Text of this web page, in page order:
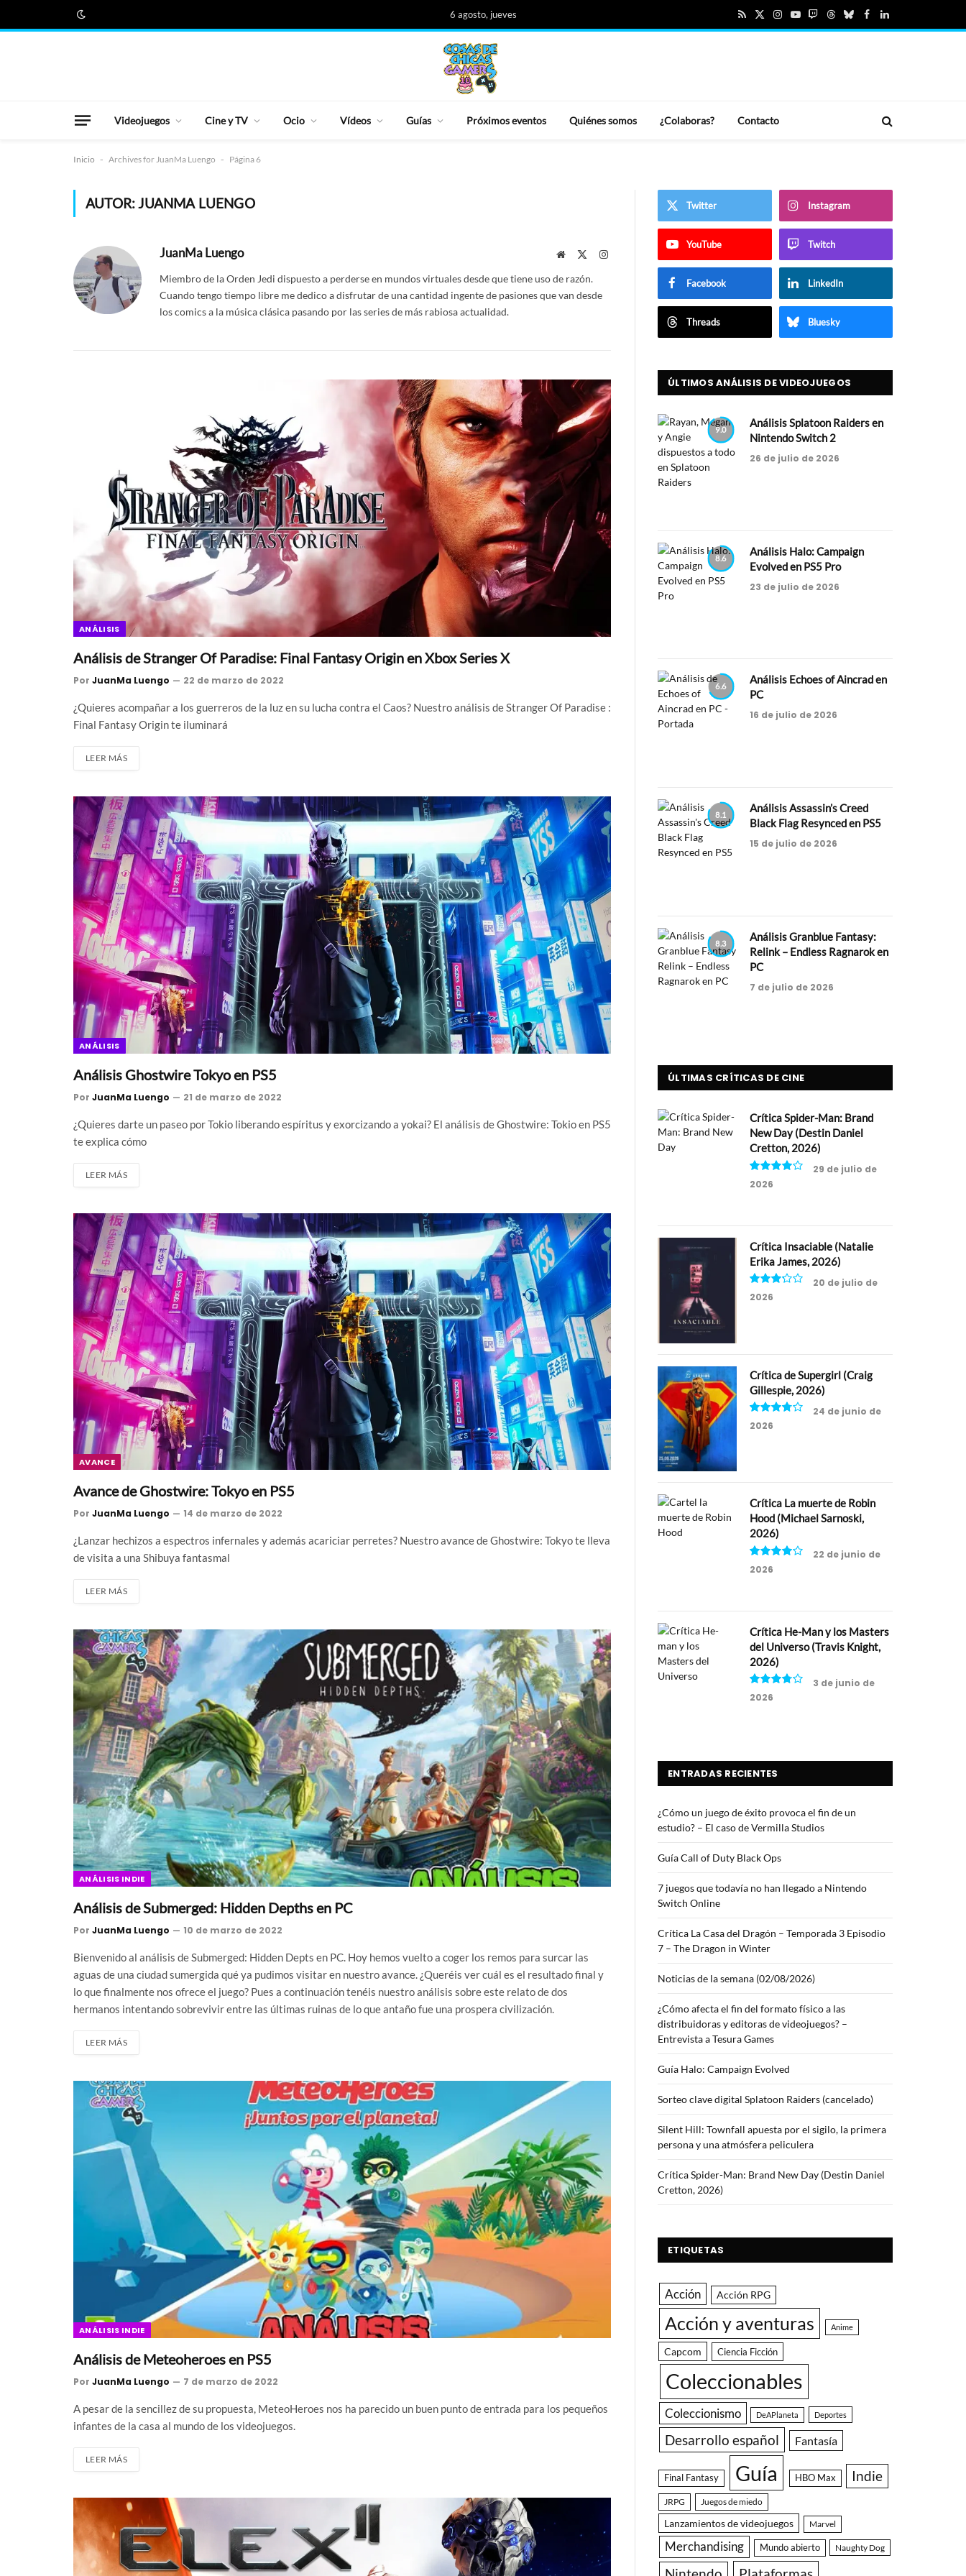
6 agosto, jueves
RSSX
Instagram
YouTube
TwitchThreadsBlueskyFacebook
LinkedIn
Videojuegos Cine y TV Ocio Vídeos Guías Próximos eventos Quiénes somos ¿Colaboras? Contacto
Inicio - Archives for JuanMa Luengo - Página 6
AUTOR:JUANMA LUENGO
JuanMa Luengo Website Instagram
Miembro de la Orden Jedi dispuesto a perderse en mundos virtuales desde que tiene uso de razón.
Cuando tengo tiempo libre me dedico a disfrutar de una cantidad ingente de pasiones que van desde
los comics a la música clásica pasando por las series de más rabiosa actualidad.
ANÁLISIS
Análisis de Stranger Of Paradise: Final Fantasy Origin en Xbox Series X
Por JuanMa Luengo 22 de marzo de 2022
¿Quieres acompañar a los guerreros de la luz en su lucha contra el Caos? Nuestro análisis de Stranger Of Paradise :
Final Fantasy Origin te iluminará
LEER MÁS
ANÁLISIS
Análisis Ghostwire Tokyo en PS5
Por JuanMa Luengo 21 de marzo de 2022
¿Quieres darte un paseo por Tokio liberando espíritus y exorcizando a yokai? El análisis de Ghostwire: Tokio en PS5
te explica cómo
LEER MÁS
AVANCE
Avance de Ghostwire: Tokyo en PS5
Por JuanMa Luengo 14 de marzo de 2022
¿Lanzar hechizos a espectros infernales y además acariciar perretes? Nuestro avance de Ghostwire: Tokyo te lleva
de visita a una Shibuya fantasmal
LEER MÁS
ANÁLISIS INDIE
Análisis de Submerged: Hidden Depths en PC
Por JuanMa Luengo 10 de marzo de 2022
Bienvenido al análisis de Submerged: Hidden Depts en PC. Hoy hemos vuelto a coger los remos para surcar las
aguas de una ciudad sumergida qué ya pudimos visitar en nuestro avance. ¿Queréis ver cuál es el resultado final y
lo que finalmente nos ofrece el juego? Pues a continuación tenéis nuestro análisis sobre este relato de dos
hermanos intentando sobrevivir entre las últimas ruinas de lo que antaño fue una prospera civilización.
LEER MÁS
ANÁLISIS INDIE
Análisis de Meteoheroes en PS5
Por JuanMa Luengo 7 de marzo de 2022
A pesar de la sencillez de su propuesta, MeteoHeroes nos ha parecido un buen punto de entrada para los pequeños
infantes de la casa al mundo de los videojuegos.
LEER MÁS
Twitter Instagram
YouTube Twitch
Facebook LinkedIn
Threads Bluesky
ÚLTIMOS ANÁLISIS DE VIDEOJUEGOS
9.0
Análisis Splatoon Raiders en
Nintendo Switch 2
26 de julio de 2026
8.6
Análisis Halo: Campaign
Evolved en PS5 Pro
23 de julio de 2026
6.6
Análisis Echoes of Aincrad en
PC
16 de julio de 2026
8.1
Análisis Assassin’s Creed
Black Flag Resynced en PS5
15 de julio de 2026
8.3
Análisis Granblue Fantasy:
Relink – Endless Ragnarok en
PC
7 de julio de 2026
ÚLTIMAS CRÍTICAS DE CINE
Crítica Spider-Man: Brand
New Day (Destin Daniel
Cretton, 2026)
8
29 de julio de
2026
Crítica Insaciable (Natalie
Erika James, 2026)
6.5
20 de julio de
2026
Crítica de Supergirl (Craig
Gillespie, 2026)
7.5
24 de junio de
2026
Crítica La muerte de Robin
Hood (Michael Sarnoski,
2026)
8
22 de junio de
2026
Crítica He-Man y los Masters
del Universo (Travis Knight,
2026)
7.5
3 de junio de
2026
ENTRADAS RECIENTES
¿Cómo un juego de éxito provoca el fin de un
estudio? – El caso de Vermilla Studios
Guía Call of Duty Black Ops
7 juegos que todavía no han llegado a Nintendo
Switch Online
Crítica La Casa del Dragón – Temporada 3 Episodio
7 – The Dragon in Winter
Noticias de la semana (02/08/2026)
¿Cómo afecta el fin del formato físico a las
distribuidoras y editoras de videojuegos? –
Entrevista a Tesura Games
Guía Halo: Campaign Evolved
Sorteo clave digital Splatoon Raiders (cancelado)
Silent Hill: Townfall apuesta por el sigilo, la primera
persona y una atmósfera peliculera
Crítica Spider-Man: Brand New Day (Destin Daniel
Cretton, 2026)
ETIQUETAS
Acción Acción RPG
Acción y aventuras Anime
Capcom Ciencia Ficción
Coleccionables
Coleccionismo DeAPlaneta Deportes
Desarrollo español Fantasía
Final Fantasy Guía HBO Max Indie
JRPG Juegos de miedo
Lanzamientos de videojuegos Marvel
Merchandising Mundo abierto Naughty Dog